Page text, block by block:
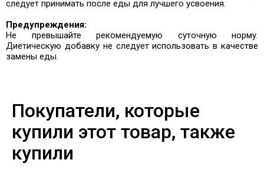
следует принимать после еды для лучшего усвоения.
Предупреждения:
Не превышайте рекомендуемую суточную норму.
Диетическую добавку не следует использовать в качестве
замены еды.
Покупатели, которые
купили этот товар, также
купили